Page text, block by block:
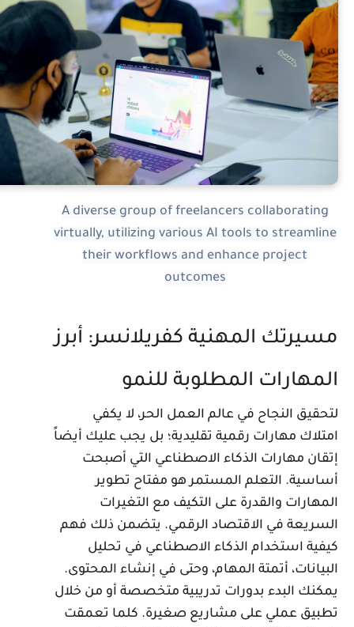
A diverse group of freelancers collaborating
virtually, utilizing various AI tools to
their workflows and enhance project
outcomes
المهنية كفريلانسر: أبرز
المطلوبة للنمو
النجاح في عالم العمل الحر، لا يكفي
مهارات رقمية تقليدية؛ بل يجب عليك أيضاً
مهارات الذكاء الاصطناعي التي أصبحت
التعلم المستمر هو مفتاح تطوير
والقدرة على التكيف مع التغيرات
في الاقتصاد الرقمي. يتضمن ذلك فهم
استخدام الذكاء الاصطناعي في تحليل
أتمتة المهام، وحتى في إنشاء المحتوى.
البدء بدورات تدريبية متخصصة أو من خلال
عملي على مشاريع صغيرة. كلما تعمقت